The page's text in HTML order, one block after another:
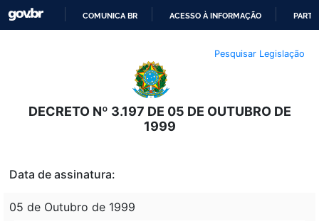
O
CONTEÚDO
COMUNICA BR ACESSO À INFORMAÇÃO
Pesquisar Legislação
DECRETO Nº 3.197 DE 05 DE OUTUBRO DE
1999
Data de assinatura:
05 de Outubro de 1999